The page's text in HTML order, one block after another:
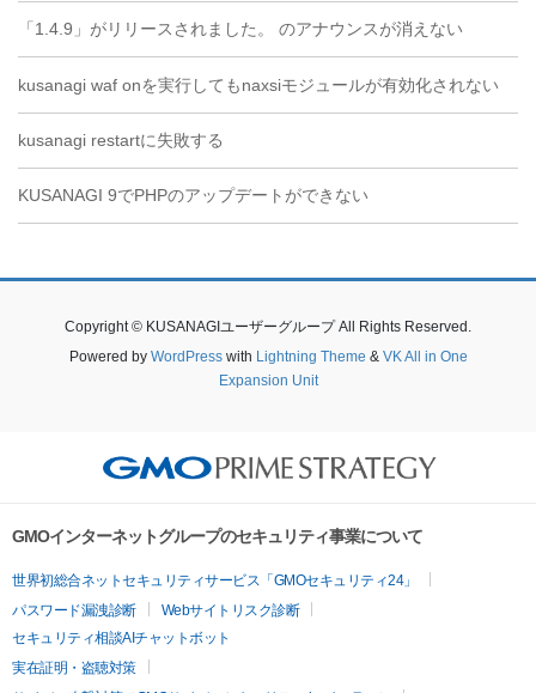
「1.4.9」がリリースされました。 のアナウンスが消えない
kusanagi waf onを実行してもnaxsiモジュールが有効化されない
kusanagi restartに失敗する
KUSANAGI 9でPHPのアップデートができない
Copyright © KUSANAGIユーザーグループ All Rights Reserved.
Powered by WordPresswith Lightning Theme & VK All in One
Expansion Unit
GMOインターネットグループのセキュリティ事業について
世界初総合ネットセキュリティサービス「GMOセキュリティ24」
パスワード漏洩診断
Webサイトリスク診断
セキュリティ相談AIチャットボット
実在証明・盗聴対策